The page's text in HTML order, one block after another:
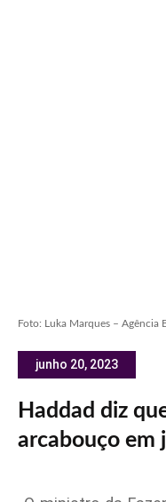
Foto: Luka Marques – Agência
junho 20, 2023
Haddad diz
arcabouço em